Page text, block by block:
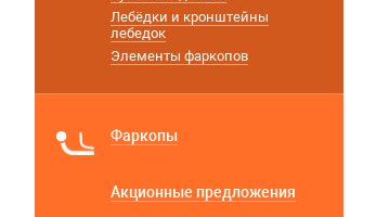
Лебёдки и кронштейны
лебедок
Элементы фаркопов
Фаркопы
Акционные предложения